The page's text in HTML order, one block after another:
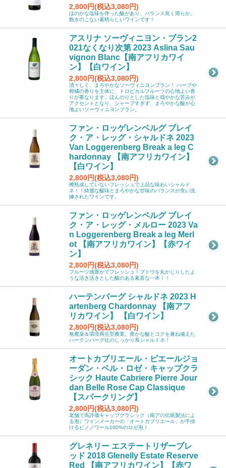
2,800円(税込3,080円)
ほのかな塩味を伴った酸があり、バランス良く滑らか。
飽きのこない素晴らしいワインです！
アスリナ ソーヴィニヨン・ブラン2
021なくなり次第 2023 Aslina Sau
vignon Blanc【南アフリカワイ
ン】【白ワイン】
2,800円(税込3,080円)
清々しく、まろやかなソーヴィニヨンブラン！ ハーブや
柑橘の香りを主体に、トロピカルフルーツの心地よい香
りが重なります。ほんのりとした塩味と穏やかな苦みが
アクセントとなり、シャープすぎず、まろやかな酸が心
地よいソーヴィニヨンブラン。
ファン・ロッゲレンベルグ ブレイ
ク・ア・レッグ・シャルドネ 2023
Van Loggerenberg Break a leg C
hardonnay 【南アフリカワイン】
【白ワイン】
2,800円(税込3,080円)
樽熟成していないフレッシュで上品な味わいシャルド
ネ！！綺麗な酸味とまろやかな甘味のバランスが良い洗
練されたワインです。
ファン・ロッゲレンベルグ ブレイ
ク・ア・レッグ・メルロー 2023 Va
n Loggerenberg Break a leg Merl
ot 【南アフリカワイン】【赤ワイ
ン】
2,800円(税込3,080円)
フルーツ感豊かでフレッシュ！ブドウを丸かじりしたよ
うな活き活きとした酸のある素直な一本！！
ハーテンバーグ シャルドネ 2023 H
artenberg Chardonnay 【南アフ
リカワイン】 【白ワイン】
2,800円(税込3,080円)
無農薬＆環境再生型農業。豊かな酸とコクを兼ね備えた
ハーテンバーグ社のしっかり系シャルドネ！
オートカブリエール・ピエールジョ
ーダン・ベル・ロゼ・キャップクラ
シック Haute Cabriere Pierre Jour
dan Belle Rose Cap Classique
【スパークリング】
2,800円(税込3,080円)
老舗で高評価キャップクラシック（南アの伝統製法によ
る泡）ワインメーカーの「オートカブリエール」が手掛
けるピノノワール100%のロゼ泡！
グレネリー エステートリザーブレ
ッド 2018 Glenelly Estate Reserve
Red 【南アフリカワイン】【赤ワ